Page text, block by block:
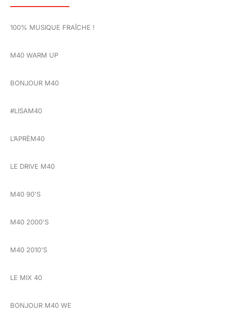
100% MUSIQUE FRAÎCHE !
M40 WARM UP
BONJOUR M40
#LISAM40
L’APRÈM40
LE DRIVE M40
M40 90'S
M40 2000'S
M40 2010'S
LE MIX 40
BONJOUR M40 WE